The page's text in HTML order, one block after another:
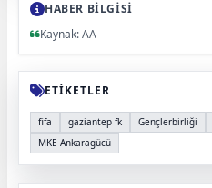
HABER BİLGİSİ
Kaynak: AA
ETİKETLER
fifa gaziantep fk Gençlerbirliği
MKE Ankaragücü